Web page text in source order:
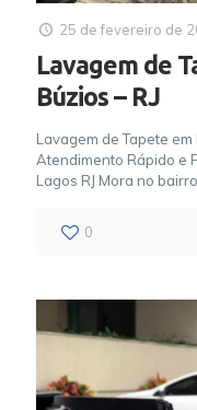
25 de fevereiro de
Lavagem de
Búzios – RJ
Lavagem de Tapete
Atendimento Rápido e
Lagos RJ Mora no
0